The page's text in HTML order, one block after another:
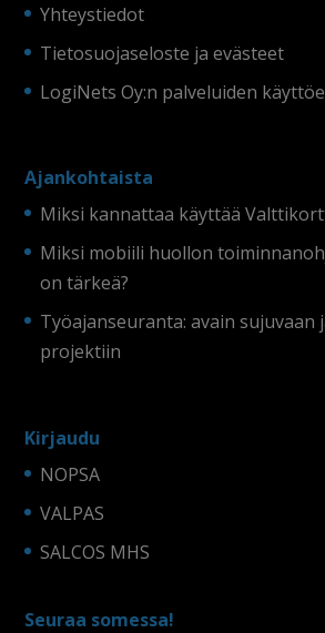
Yhteystiedot
Tietosuojaseloste ja evästeet
LogiNets Oy:n palveluiden
Ajankohtaista
Miksi kannattaa käyttää
Miksi mobiili huollon
on tärkeä?
Työajanseuranta: avain sujuvaan
projektiin
Kirjaudu
NOPSA
VALPAS
SALCOS MHS
Seuraa somessa!